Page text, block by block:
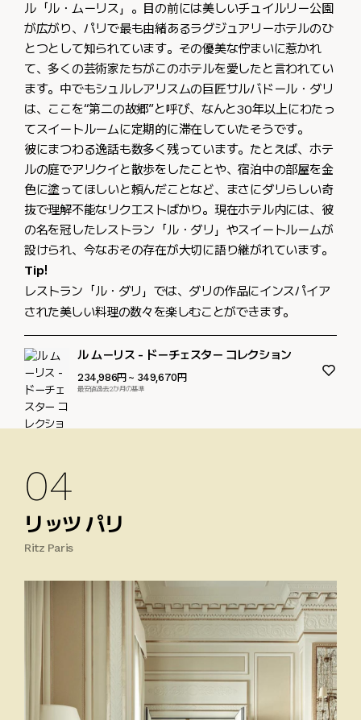
ル「ル・ムーリス」。目の前には美しいチュイルリー公園
が広がり、パリで最も由緒あるラグジュアリーホテルのひ
とつとして知られています。その優美な佇まいに惹かれ
て、多くの芸術家たちがこのホテルを愛したと言われてい
ます。中でもシュルレアリスムの巨匠サルバドール・ダリ
は、ここを“第二の故郷”と呼び、なんと30年以上にわたっ
てスイートルームに定期的に滞在していたそうです。
彼にまつわる逸話も数多く残っています。たとえば、ホテ
ルの庭でアリクイと散歩をしたことや、宿泊中の部屋を金
色に塗ってほしいと頼んだことなど、まさにダリらしい奇
抜で理解不能なリクエストばかり。現在ホテル内には、彼
の名を冠したレストラン「ル・ダリ」やスイートルームが
設けられ、今なおその存在が大切に語り継がれています。
Tip!
レストラン「ル・ダリ」では、ダリの作品にインスパイア
された美しい料理の数々を楽しむことができます。
ル ムーリス - ドーチェスター コレクション
234,986円 ~ 349,670円
最安値過去2か月の基準
04
リッツ パリ
Ritz Paris